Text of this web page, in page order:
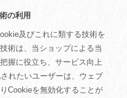
の利用
及びこれに類する技術を
術は、当ショップによる当
握に役立ち、サービス向上
れたいユーザーは、ウェブ
Cookieを無効化することが